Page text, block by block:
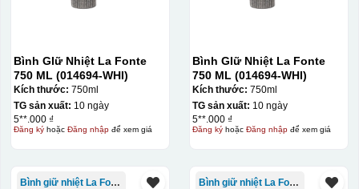
Bình GIữ Nhiệt La Fonte
750 ML (014694-WHI)
Kích thước: 750ml
TG sản xuất: 10 ngày
5**.000 ₫
Đăng kýhoặc Đăng nhậpđể xem giá
Bình GIữ Nhiệt La Fonte
750 ML (014694-WHI)
Kích thước: 750ml
TG sản xuất: 10 ngày
5**.000 ₫
Đăng kýhoặc Đăng nhậpđể xem giá
Bình giữ nhiệt La Fonte Bình giữ nhiệt La Fonte